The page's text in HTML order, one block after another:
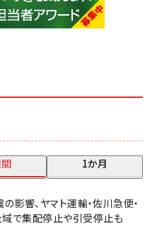
1か月
影響、ヤマト運輸・佐川急便・
で集配停止や引受停止も